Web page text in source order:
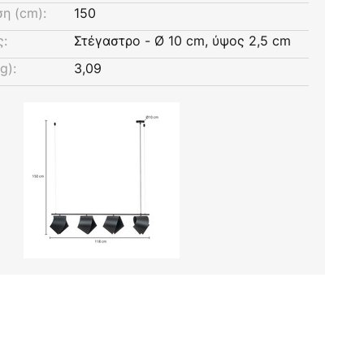
(cm):
150
Στέγαστρο - Ø 10 cm, ύψος 2,5 cm
3,09